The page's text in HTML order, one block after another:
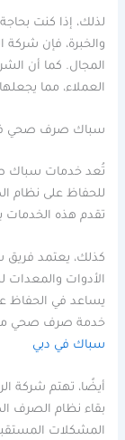
لذلك، إذا كنت
والخبرة، فإن
المجال. كما أن
العملاء، مما
سباك صرف صحي في
تُعد خدمات سباك
للحفاظ على نظام
تقدم هذه الخدمات
كذلك، يعتمد
الأدوات
يساعد في الحفاظ
خدمة صرف صحي
سباك في دبي
أيضًا، تهتم شركة
بقاء نظام الصرف
المشكلات